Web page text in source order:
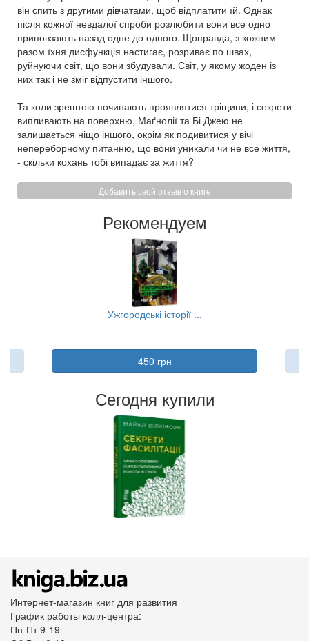
він спить з другими дівчатами, щоб відплатити їй. Однак
після кожної невдалої спроби розлюбити вони все одно
приповзають назад одне до одного. Щоправда, з кожним
разом їхня дисфункція настигає, розриває по швах,
руйнуючи світ, що вони збудували. Світ, у якому жоден із
них так і не зміг відпустити іншого.
Та коли зрештою починають проявлятися тріщини, і секрети
випливають на поверхню, Маґнолії та Бі Джею не
залишається ніщо іншого, окрім як подивитися у вічі
непереборному питанню, що вони уникали чи не все життя,
- скільки кохань тобі випадає за життя?
Добавить свой отзыв о книге
Рекомендуем
Ужгородські історії ...
450 грн
Сегодня купили
Интернет-магазин книг для развития
График работы колл-центра:
Пн-Пт 9-19